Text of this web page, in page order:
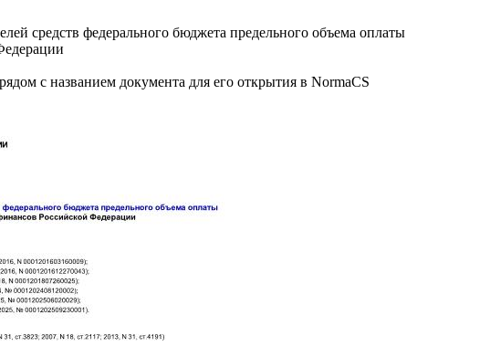
средств федерального бюджета предельного объема оплаты
с названием документа для его открытия в NormaCS